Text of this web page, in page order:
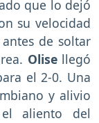
que lo dejó
su velocidad
de soltar
Olisellegó
el 2-0. Una
y alivio
aliento del